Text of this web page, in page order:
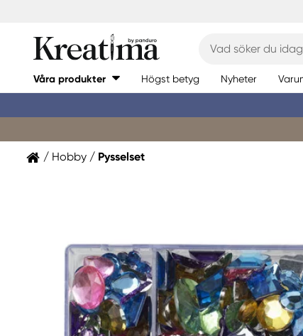
Våra produkter Högst betyg Nyheter
Hobby Pysselset